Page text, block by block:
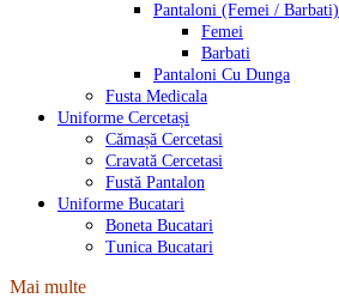
Pantaloni (Femei / Barbati)
Femei
Barbati
Pantaloni Cu Dunga
Fusta Medicala
Uniforme Cercetași
Cămașă Cercetasi
Cravată Cercetasi
Fustă Pantalon
Uniforme Bucatari
Boneta Bucatari
Tunica Bucatari
Mai multe